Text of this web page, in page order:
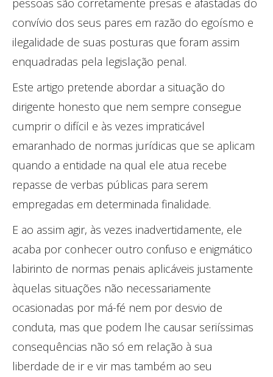
pessoas são corretamente presas e afastadas do
convívio dos seus pares em razão do egoísmo e
ilegalidade de suas posturas que foram assim
enquadradas pela legislação penal.
Este artigo pretende abordar a situação do
dirigente honesto que nem sempre consegue
cumprir o difícil e às vezes impraticável
emaranhado de normas jurídicas que se aplicam
quando a entidade na qual ele atua recebe
repasse de verbas públicas para serem
empregadas em determinada finalidade.
E ao assim agir, às vezes inadvertidamente, ele
acaba por conhecer outro confuso e enigmático
labirinto de normas penais aplicáveis justamente
àquelas situações não necessariamente
ocasionadas por má-fé nem por desvio de
conduta, mas que podem lhe causar seriíssimas
consequências não só em relação à sua
liberdade de ir e vir mas também ao seu